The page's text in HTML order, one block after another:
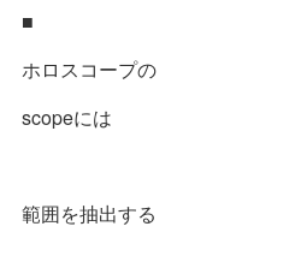
■
ホロスコープの
scopeには
範囲を抽出する